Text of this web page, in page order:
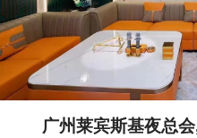
广州莱宾斯基夜总